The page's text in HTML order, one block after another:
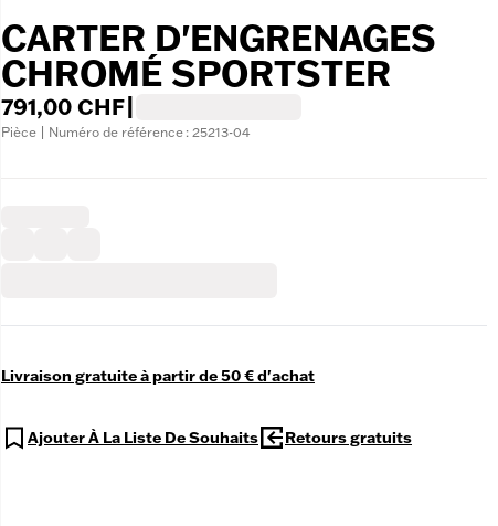
CARTER D'ENGRENAGES
CHROMÉ SPORTSTER
791,00 CHF
Pièce | Numéro de référence : 25213-04
Livraison gratuite à partir de 50 € d'achat
Ajouter À La Liste De Souhaits Retours gratuits